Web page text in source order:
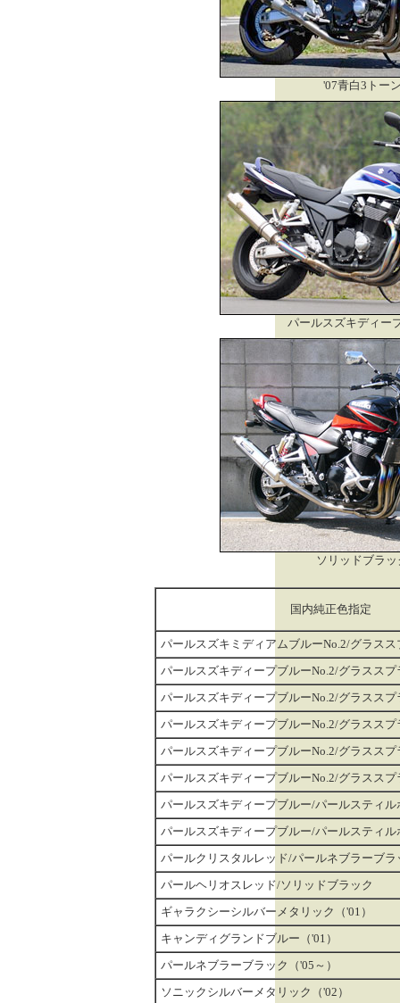
'07青白3トー
パールスズキディー
ソリッドブラッ
国内純正色指定
パールスズキミディアムブルーNo.2/グラス
パールスズキディープブルーNo.2/グラスス
パールスズキディープブルーNo.2/グラスス
パールスズキディープブルーNo.2/グラスス
パールスズキディープブルーNo.2/グラスス
パールスズキディープブルーNo.2/グラスス
パールスズキディープブルー/パールスティル
パールスズキディープブルー/パールスティル
パールクリスタルレッド/パールネブラーブラ
パールヘリオスレッド/ソリッドブラック
ギャラクシーシルバーメタリック（'01）
キャンディグランドブルー（'01）
パールネブラーブラック（'05～）
ソニックシルバーメタリック（'02）